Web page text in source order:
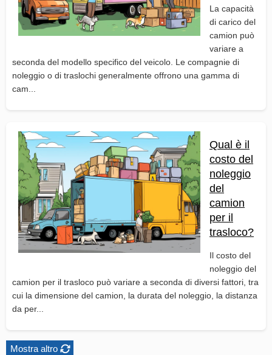
La capacità
di carico del
camion può
variare a
seconda del modello specifico del veicolo. Le compagnie di
noleggio o di traslochi generalmente offrono una gamma di
cam...
Qual è il
costo del
noleggio
del
camion
per il
trasloco?
Il costo del
noleggio del
camion per il trasloco può variare a seconda di diversi fattori, tra
cui la dimensione del camion, la durata del noleggio, la distanza
da per...
Mostra altro